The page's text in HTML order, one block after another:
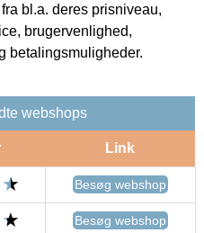
bl.a. deres prisniveau,
brugervenlighed,
betalingsmuligheder.
webshops
Link
Besøg webshop
Besøg webshop